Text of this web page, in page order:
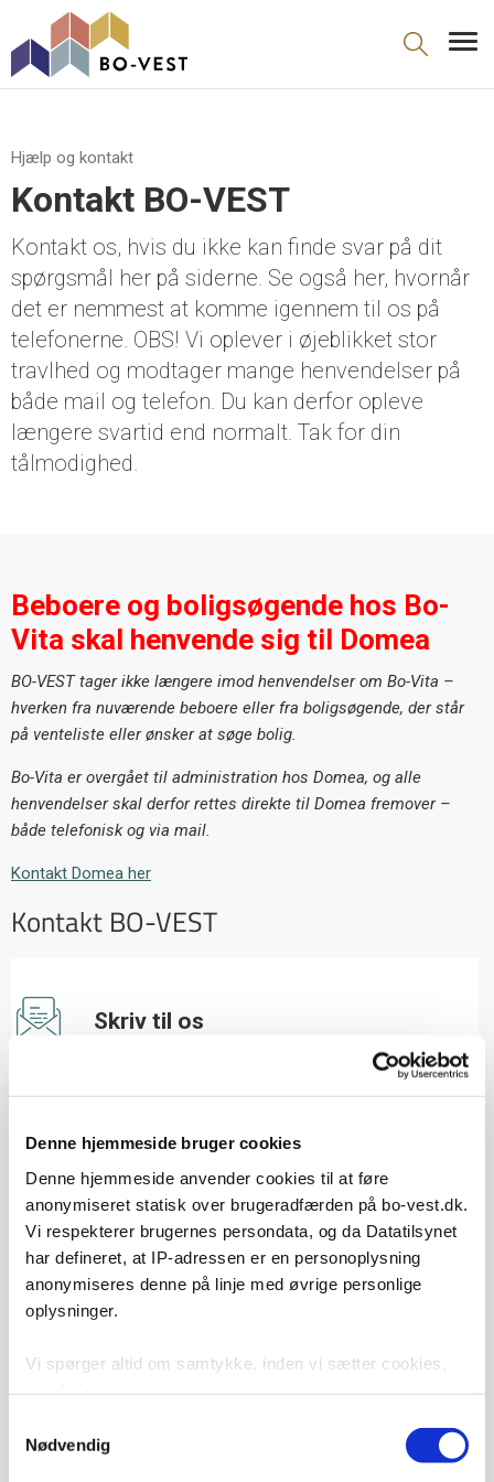
Denne hjemmeside bruger cookies
Denne hjemmeside anvender cookies til at føre
anonymiseret statisk over brugeradfærden på bo-vest.dk.
Vi respekterer brugernes persondata, og da Datatilsynet
har defineret, at IP-adressen er en personoplysning
anonymiseres denne på linje med øvrige personlige
oplysninger.
Vi spørger altid om samtykke, inden vi sætter cookies,
Vi bruger cookies til at tilpasse vores indhold, til at vise
dig funktioner til sociale medier og til at analysere vores
Nødvendig
gå til indhold
Hjælp og kontakt
Kontakt BO-VEST
Kontakt os, hvis du ikke kan finde svar på dit
spørgsmål her på siderne. Se også her, hvornår
det er nemmest at komme igennem til os på
telefonerne. OBS! Vi oplever i øjeblikket stor
travlhed og modtager mange henvendelser på
både mail og telefon. Du kan derfor opleve
længere svartid end normalt. Tak for din
tålmodighed.
Beboere og boligsøgende hos Bo-
Vita skal henvende sig til Domea
BO-VEST tager ikke længere imod henvendelser om Bo-Vita –
hverken fra nuværende beboere eller fra boligsøgende, der står
på venteliste eller ønsker at søge bolig.
Bo-Vita er overgået til administration hos Domea, og alle
henvendelser skal derfor rettes direkte til Domea fremover –
både telefonisk og via mail.
Kontakt Domea her
Kontakt BO-VEST
Skriv til os
Besøg os
Vi har åbent for personlig betjening: Mandag -
torsdag kl. 12.30 - 13.30 Fredag lukket
Adresse: Stationsparken 37, 2600 Glostrup